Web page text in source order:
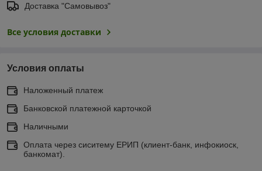
Доставка "Самовывоз"
Все условия доставки
Условия оплаты
Наложенный платеж
Банковской платежной карточкой
Наличными
Оплата через сиситему ЕРИП (клиент-банк, инфокиоск,
банкомат).